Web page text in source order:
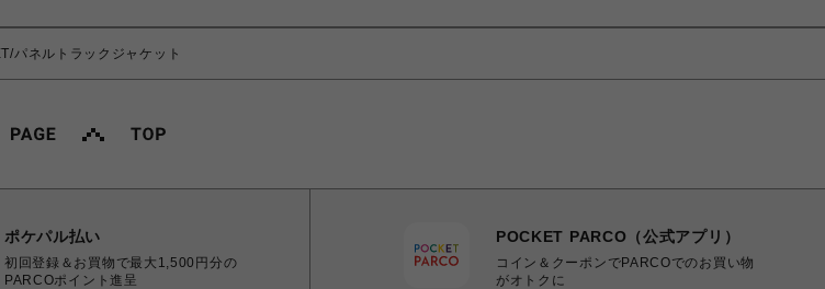
パネルトラックジャケット
ポケパル払い
初回登録＆お買物で最大1,500円分の
PARCOポイント進呈
POCKET PARCO（公式アプリ）
コイン＆クーポンでPARCOでのお買い物
がオトクに